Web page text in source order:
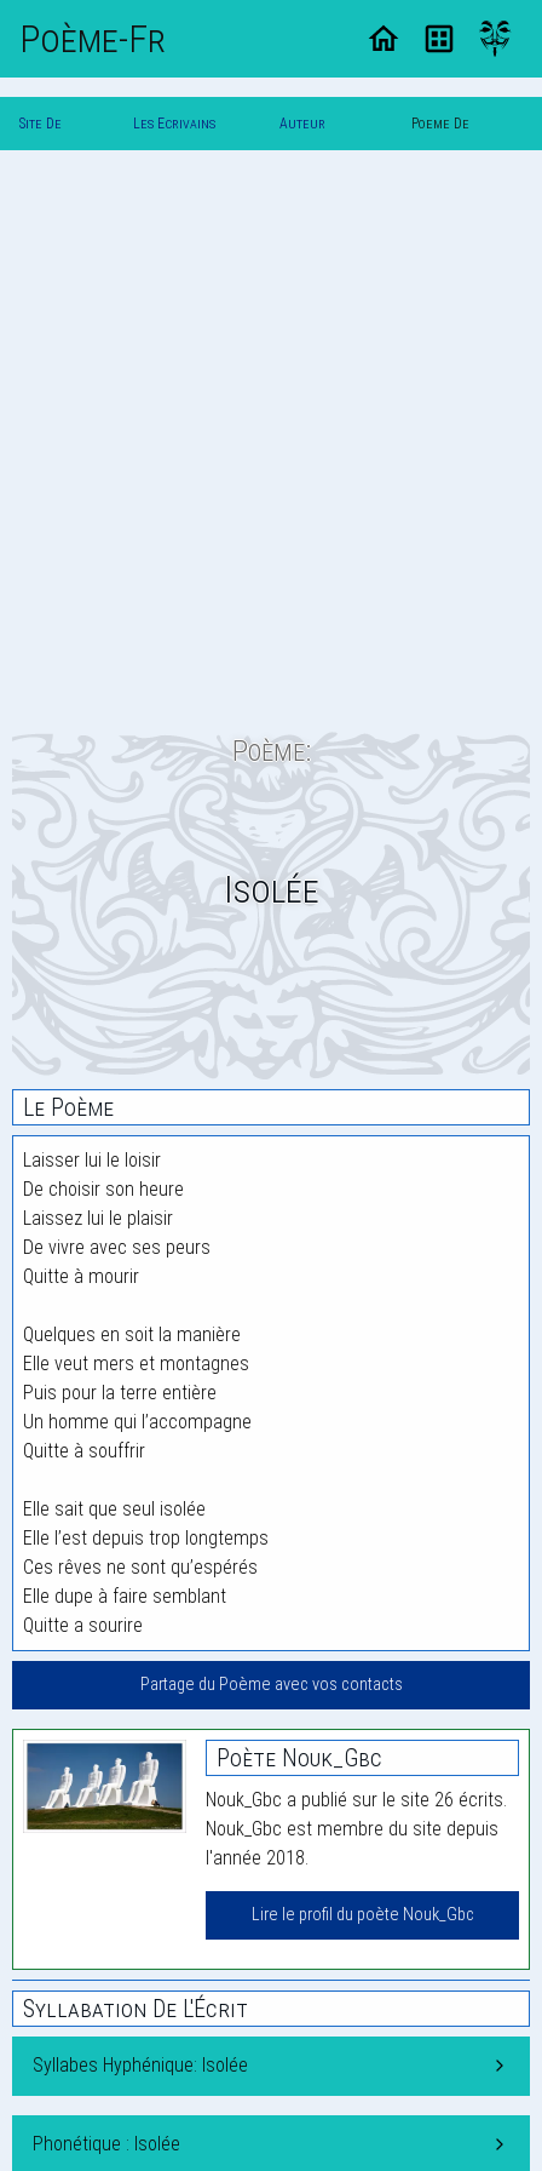
Poème-Fr
Site De Les Ecrivains Auteur Poeme De
Poème:
Isolée
Le Poème
Laisser lui le loisir
De choisir son heure
Laissez lui le plaisir
De vivre avec ses peurs
Quitte à mourir
Quelques en soit la manière
Elle veut mers et montagnes
Puis pour la terre entière
Un homme qui l’accompagne
Quitte à souffrir
Elle sait que seul isolée
Elle l’est depuis trop longtemps
Ces rêves ne sont qu’espérés
Elle dupe à faire semblant
Quitte a sourire
Partage du Poème avec vos contacts
Poète Nouk_Gbc
Nouk_Gbc a publié sur le site 26 écrits.
Nouk_Gbc est membre du site depuis
l'année 2018.
Lire le profil du poète Nouk_Gbc
Syllabation De L'Écrit
Syllabes Hyphénique: Isolée
Phonétique : Isolée